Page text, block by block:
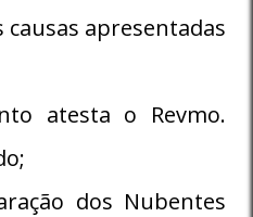
causas apresentadas
atesta o Revmo.
dos Nubentes